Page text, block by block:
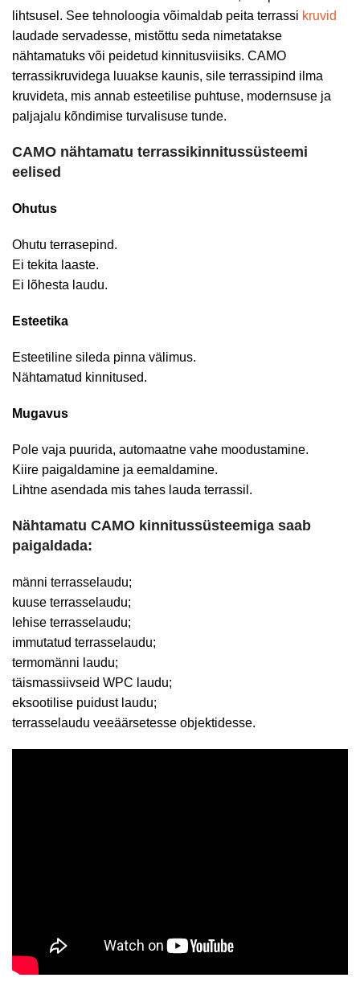
lihtsusel. See tehnoloogia võimaldab peita terrassi kruvid
laudade servadesse, mistõttu seda nimetatakse
nähtamatuks või peidetud kinnitusviisiks. CAMO
terrassikruvidega luuakse kaunis, sile terrassipind ilma
kruvideta, mis annab esteetilise puhtuse, modernsuse ja
paljajalu kõndimise turvalisuse tunde.
CAMO nähtamatu terrassikinnitussüsteemi
eelised
Ohutus
Ohutu terrasepind.
Ei tekita laaste.
Ei lõhesta laudu.
Esteetika
Esteetiline sileda pinna välimus.
Nähtamatud kinnitused.
Mugavus
Pole vaja puurida, automaatne vahe moodustamine.
Kiire paigaldamine ja eemaldamine.
Lihtne asendada mis tahes lauda terrassil.
Nähtamatu CAMO kinnitussüsteemiga saab
paigaldada:
männi terrasselaudu;
kuuse terrasselaudu;
lehise terrasselaudu;
immutatud terrasselaudu;
termomänni laudu;
täismassiivseid WPC laudu;
eksootilise puidust laudu;
terrasselaudu veeäärsetesse objektidesse.